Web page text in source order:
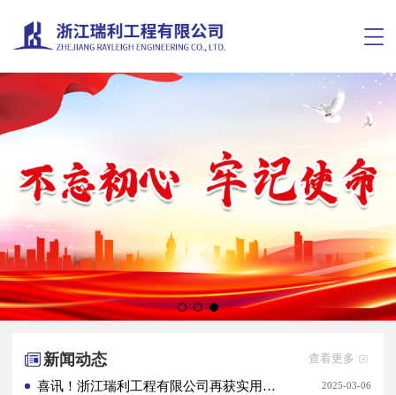
新闻动态 查看更多
喜讯！浙江瑞利工程有限公司再获实用新型专利证书 2025-03-06